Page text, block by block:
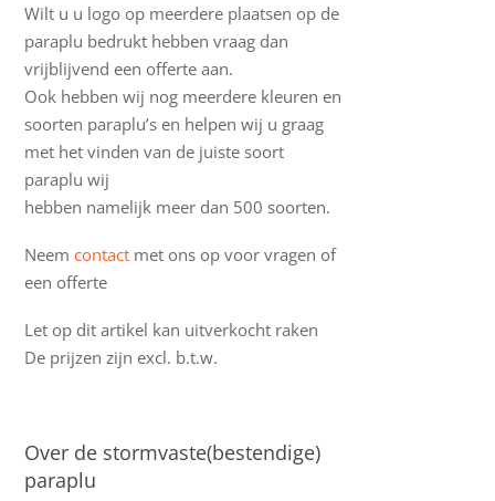
Wilt u u logo op meerdere plaatsen op de
paraplu bedrukt hebben vraag dan
vrijblijvend een offerte aan.
Ook hebben wij nog meerdere kleuren en
soorten paraplu’s en helpen wij u graag
met het vinden van de juiste soort
paraplu wij
hebben namelijk meer dan 500 soorten.
Neemcontact met ons op voor vragen of
een offerte
Let op dit artikel kan uitverkocht raken
De prijzen zijn excl. b.t.w.
Over de stormvaste(bestendige)
paraplu